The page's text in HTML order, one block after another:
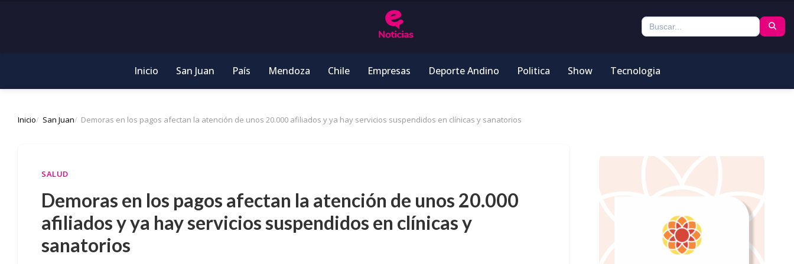
Inicio San Juan País Mendoza Chile Empresas Deporte Andino Politica Show Tecnologia
Inicio San Juan Demoras en los pagos afectan la atención de unos 20.000 afiliados y ya hay servicios suspendidos en clínicas y sanatorios
SALUD
Demoras en los pagos afectan la atención de unos 20.000
afiliados y ya hay servicios suspendidos en clínicas y
sanatorios